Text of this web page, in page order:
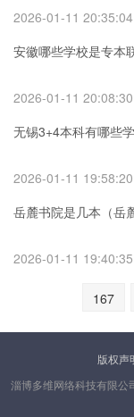
2026-01-11 20:35:04
安徽哪些学校是专本
2026-01-11 20:08:30
无锡3+4本科有哪些
2026-01-11 19:58:20
岳麓书院是几本（岳
2026-01-11 19:40:35
167
版权声
淄博多维网络科技有限公